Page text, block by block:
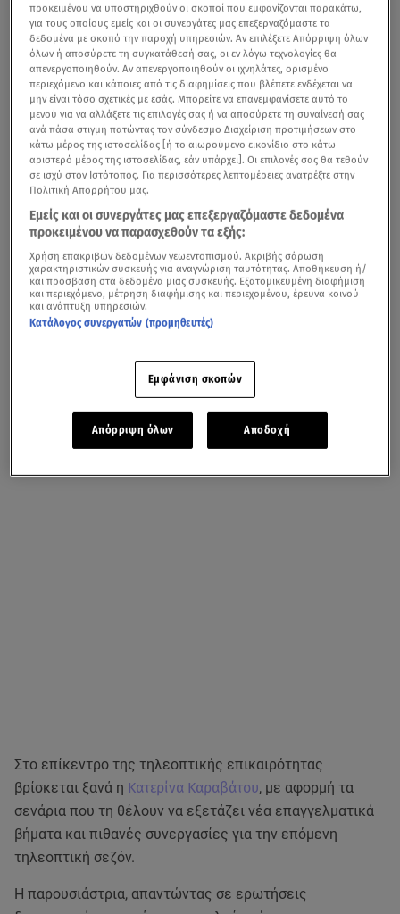
Στο επίκεντρο της τηλεοπτικής επικαιρότητας
βρίσκεται ξανά η Κατερίνα Καραβάτου, με αφορμή τα
σενάρια που τη θέλουν να εξετάζει νέα επαγγελματικά
βήματα και πιθανές συνεργασίες για την επόμενη
τηλεοπτική σεζόν.
Η παρουσιάστρια, απαντώντας σε ερωτήσεις
προκειμένου να υποστηριχθούν οι σκοποί που εμφανίζονται παρακάτω,
για τους οποίους εμείς και οι συνεργάτες μας επεξεργαζόμαστε τα
δεδομένα με σκοπό την παροχή υπηρεσιών. Αν επιλέξετε Απόρριψη όλων
όλων ή αποσύρετε τη συγκατάθεσή σας, οι εν λόγω τεχνολογίες θα
απενεργοποιηθούν. Αν απενεργοποιηθούν οι ιχνηλάτες, ορισμένο
περιεχόμενο και κάποιες από τις διαφημίσεις που βλέπετε ενδέχεται να
μην είναι τόσο σχετικές με εσάς. Μπορείτε να επανεμφανίσετε αυτό το
μενού για να αλλάξετε τις επιλογές σας ή να αποσύρετε τη συναίνεσή σας
ανά πάσα στιγμή πατώντας τον σύνδεσμο Διαχείριση προτιμήσεων στο
κάτω μέρος της ιστοσελίδας [ή το αιωρούμενο εικονίδιο στο κάτω
αριστερό μέρος της ιστοσελίδας, εάν υπάρχει]. Οι επιλογές σας θα τεθούν
σε ισχύ στον Ιστότοπος. Για περισσότερες λεπτομέρειες ανατρέξτε στην
Πολιτική Απορρήτου μας.
Εμείς και οι συνεργάτες μας επεξεργαζόμαστε δεδομένα
προκειμένου να παρασχεθούν τα εξής:
Χρήση επακριβών δεδομένων γεωεντοπισμού. Ακριβής σάρωση
χαρακτηριστικών συσκευής για αναγνώριση ταυτότητας. Αποθήκευση ή/
και πρόσβαση στα δεδομένα μιας συσκευής. Εξατομικευμένη διαφήμιση
και περιεχόμενο, μέτρηση διαφήμισης και περιεχομένου, έρευνα κοινού
και ανάπτυξη υπηρεσιών.
Κατάλογος συνεργατών (προμηθευτές)
Εμφάνιση σκοπών
Απόρριψη όλων Αποδοχή